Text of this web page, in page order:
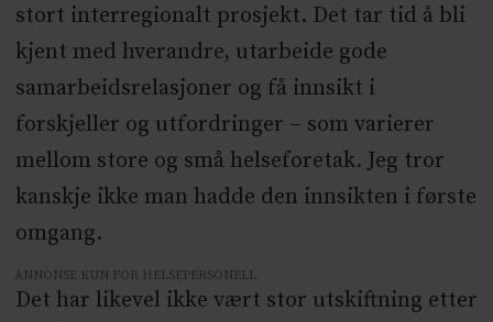
stort interregionalt prosjekt. Det tar tid å bli
kjent med hverandre, utarbeide gode
samarbeidsrelasjoner og få innsikt i
forskjeller og utfordringer – som varierer
mellom store og små helseforetak. Jeg tror
kanskje ikke man hadde den innsikten i første
omgang.
ANNONSE KUN FOR HELSEPERSONELL
Det har likevel ikke vært stor utskiftning etter